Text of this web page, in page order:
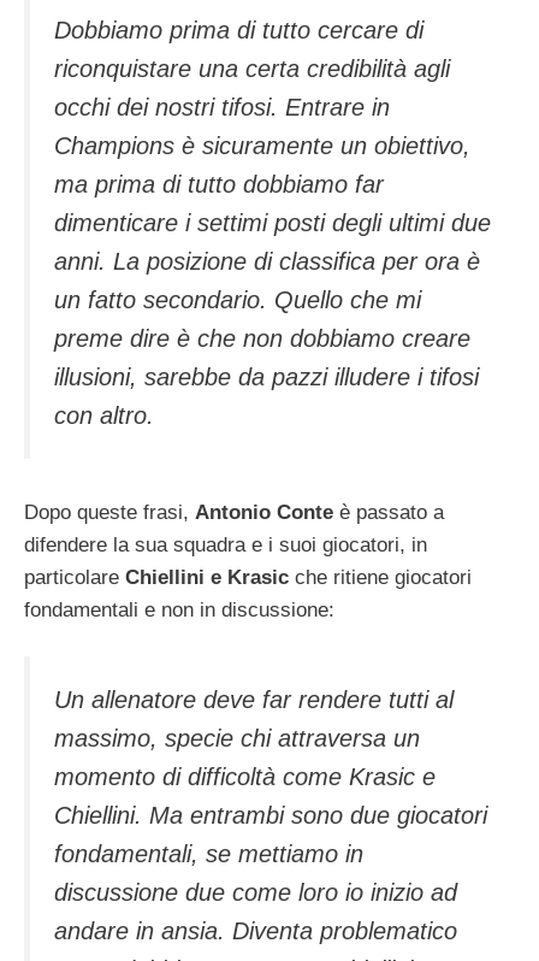
Dobbiamo prima di tutto cercare di
riconquistare una certa credibilità agli
occhi dei nostri tifosi. Entrare in
Champions è sicuramente un obiettivo,
ma prima di tutto dobbiamo far
dimenticare i settimi posti degli ultimi due
anni. La posizione di classifica per ora è
un fatto secondario. Quello che mi
preme dire è che non dobbiamo creare
illusioni, sarebbe da pazzi illudere i tifosi
con altro.
Dopo queste frasi, Antonio Conte è passato a
difendere la sua squadra e i suoi giocatori, in
particolare Chiellini e Krasic che ritiene giocatori
fondamentali e non in discussione:
Un allenatore deve far rendere tutti al
massimo, specie chi attraversa un
momento di difficoltà come Krasic e
Chiellini. Ma entrambi sono due giocatori
fondamentali, se mettiamo in
discussione due come loro io inizio ad
andare in ansia. Diventa problematico